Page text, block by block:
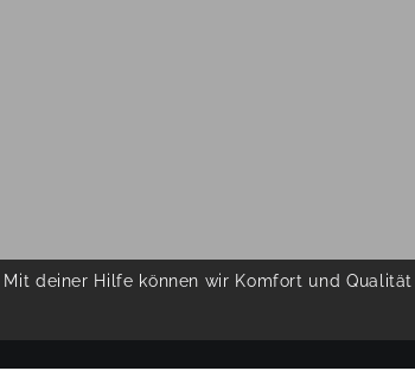
deiner Hilfe können wir Komfort und